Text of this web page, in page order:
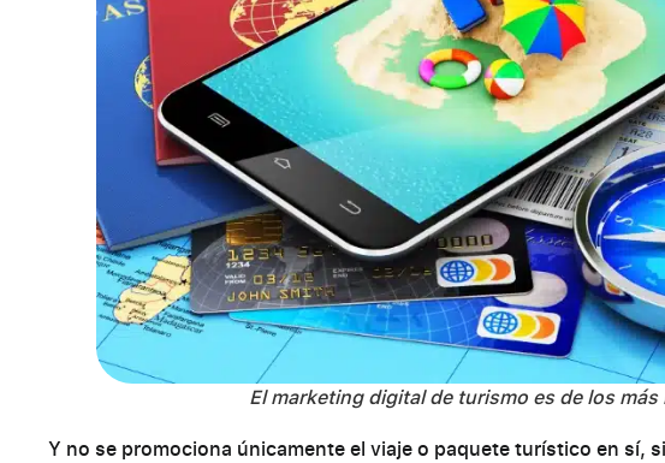
El marketing digital de turismo es de los
Y no se promociona únicamente el viaje o paquete turístico en sí,